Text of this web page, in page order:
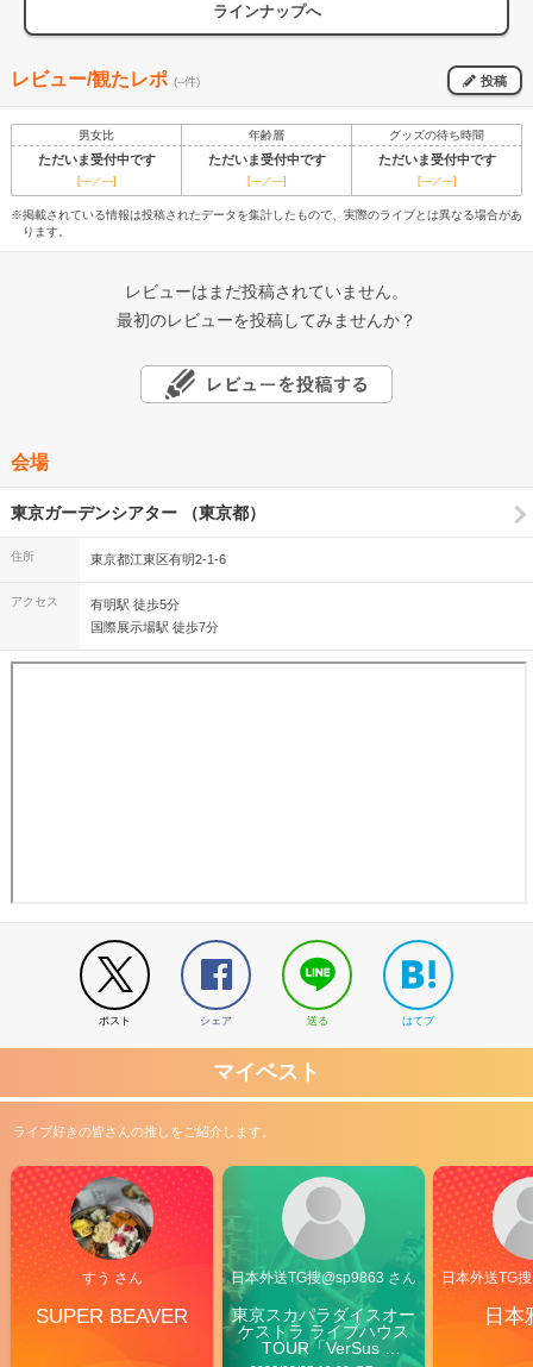
ラインナップへ
レビュー/観たレポ (--件) 投稿
男女比 年齢層 グッズの待ち時間
ただいま受付中です ただいま受付中です ただいま受付中です
[---／---] [---／---] [---／---]
※掲載されている情報は投稿されたデータを集計したもので、実際のライブとは異なる場合があ
ります。
レビューはまだ投稿されていません。
最初のレビューを投稿してみませんか？
会場
東京ガーデンシアター （東京都）
住所 東京都江東区有明2-1-6
アクセス
有明駅 徒歩5分
国際展示場駅 徒歩7分
ポスト シェア 送る はてブ
マイベスト
ライブ好きの皆さんの推しをご紹介します。
すう さん
SUPER BEAVER
日本外送TG搜@sp9863 さん
東京スカパラダイスオー
ケストラ ライブハウス
TOUR「VerSus
日本外送TG
日本